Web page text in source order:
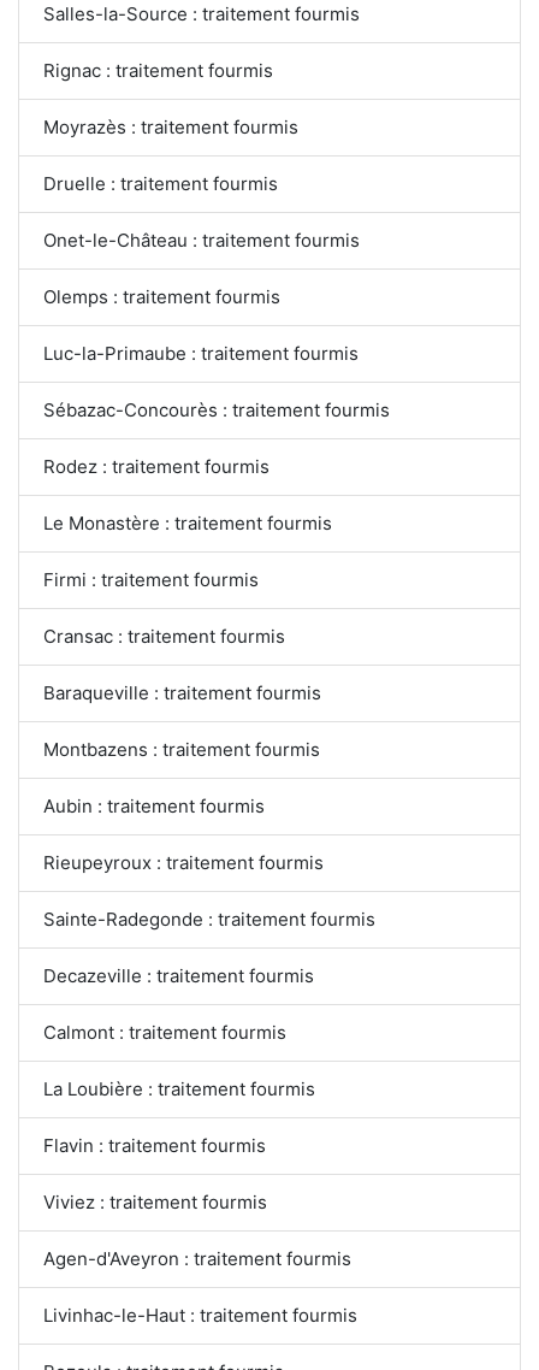
Salles-la-Source : traitement fourmis
Rignac : traitement fourmis
Moyrazès : traitement fourmis
Druelle : traitement fourmis
Onet-le-Château : traitement fourmis
Olemps : traitement fourmis
Luc-la-Primaube : traitement fourmis
Sébazac-Concourès : traitement fourmis
Rodez : traitement fourmis
Le Monastère : traitement fourmis
Firmi : traitement fourmis
Cransac : traitement fourmis
Baraqueville : traitement fourmis
Montbazens : traitement fourmis
Aubin : traitement fourmis
Rieupeyroux : traitement fourmis
Sainte-Radegonde : traitement fourmis
Decazeville : traitement fourmis
Calmont : traitement fourmis
La Loubière : traitement fourmis
Flavin : traitement fourmis
Viviez : traitement fourmis
Agen-d'Aveyron : traitement fourmis
Livinhac-le-Haut : traitement fourmis